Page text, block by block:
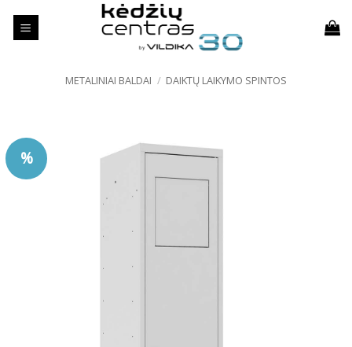
METALINIAI BALDAI / DAIKTŲ LAIKYMO SPINTOS
%